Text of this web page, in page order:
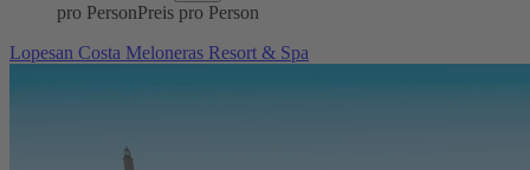
pro PersonPreis pro Person
Lopesan Costa Meloneras Resort & Spa